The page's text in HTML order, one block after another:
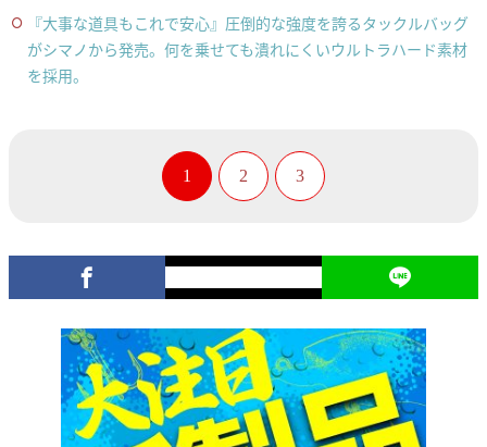
『大事な道具もこれで安心』圧倒的な強度を誇るタックルバッグ
がシマノから発売。何を乗せても潰れにくいウルトラハード素材
を採用。
1 2 3